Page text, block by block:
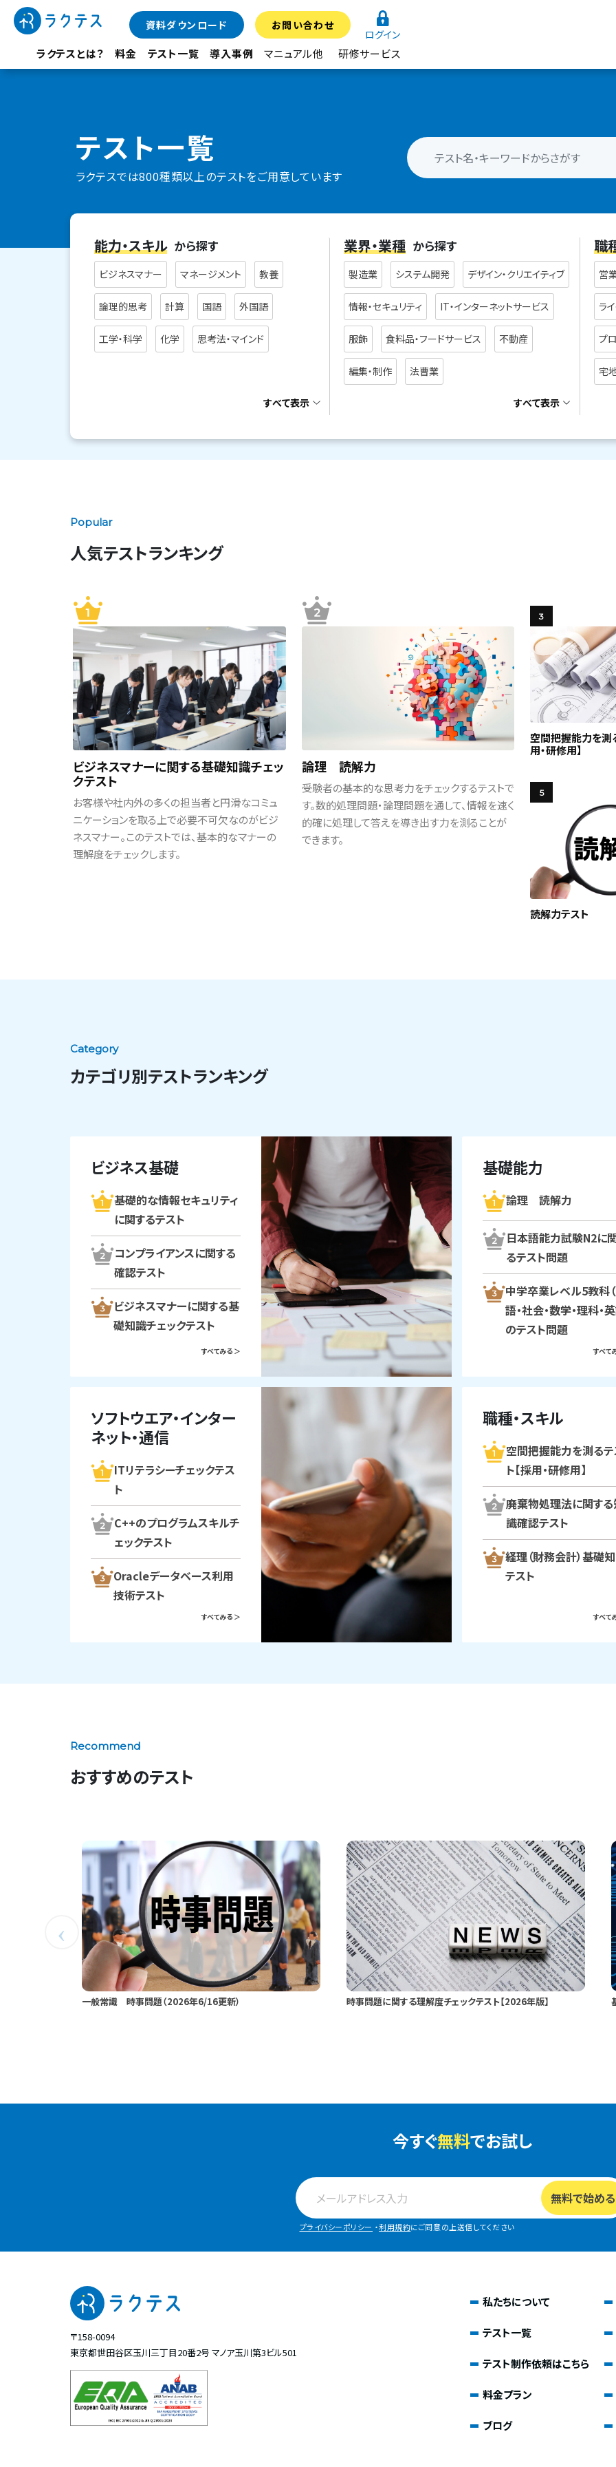
ラクテスとは？ 料金 テスト一覧 導入事例 マニュアル他 研修サービス
資料ダウンロード お問い合わせ
ログイン
テスト一覧
ラクテスでは800種類以上のテストをご用意しています
能力・スキル から探す
ビジネスマナー マネージメント 教養
論理的思考 計算 国語 外国語
工学・科学 化学 思考法・マインド
すべて表示
業界・業種 から探す
製造業 システム開発 デザイン・クリエイティブ
情報・セキュリティ IT・インターネットサービス
服飾 食料品・フードサービス 不動産
編集・制作 法曹業
すべて表示
職
営
ラ
プ
宅
Popular
人気テストランキング
ビジネスマナーに関する基礎知識チェッ
クテスト
お客様や社内外の多くの担当者と円滑なコミュ
ニケーションを取る上で必要不可欠なのがビジ
ネスマナー。このテストでは、基本的なマナーの
理解度をチェックします。
論理 読解力
受験者の基本的な思考力をチェックするテストで
す。数的処理問題・論理問題を通して、情報を速く
的確に処理して答えを導き出す力を測ることが
できます。
3
空間把握能力を測
用・研修用】
5
読解力テスト
Category
カテゴリ別テストランキング
ビジネス基礎
基礎的な情報セキュリティ
に関するテスト
コンプライアンスに関する
確認テスト
ビジネスマナーに関する基
礎知識チェックテスト
すべてみる ＞
基礎能力
論理 読解力
日本語能力試験N2に
るテスト問題
中学卒業レベル5教科
語・社会・数学・理科・
のテスト問題
すべて
ソフトウエア・インター
ネット・通信
ITリテラシーチェックテス
ト
C++のプログラムスキルチ
ェックテスト
Oracleデータベース利用
技術テスト
すべてみる ＞
職種・スキル
空間把握能力を測る
ト【採用・研修用】
廃棄物処理法に関す
識確認テスト
経理（財務会計）基礎
テスト
すべて
Recommend
おすすめのテスト
一般常識 時事問題（2026年6/16更新） 時事問題に関する理解度チェックテスト【2026年版】
今すぐ無料でお試し
プライバシーポリシー ・利用規約にご同意の上送信してください
〒158-0094
東京都世田谷区玉川三丁目20番2号 マノア玉川第3ビル501
私たちについて
テスト一覧
テスト制作依頼はこちら
料金プラン
ブログ